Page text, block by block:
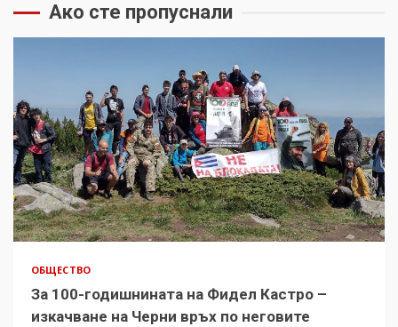
Ако сте пропуснали
ОБЩЕСТВО
За 100-годишнината на Фидел Кастро –
изкачване на Черни връх по неговите